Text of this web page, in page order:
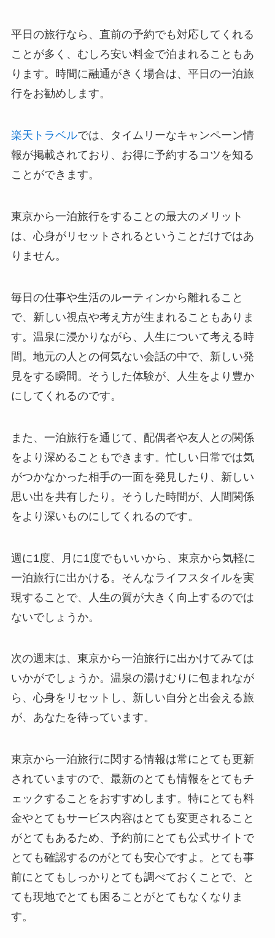
平日の旅行なら、直前の予約でも対応してくれる
ことが多く、むしろ安い料金で泊まれることもあ
ります。時間に融通がきく場合は、平日の一泊旅
行をお勧めします。
楽天トラベルでは、タイムリーなキャンペーン情
報が掲載されており、お得に予約するコツを知る
ことができます。
東京から一泊旅行をすることの最大のメリット
は、心身がリセットされるということだけではあ
りません。
毎日の仕事や生活のルーティンから離れること
で、新しい視点や考え方が生まれることもありま
す。温泉に浸かりながら、人生について考える時
間。地元の人との何気ない会話の中で、新しい発
見をする瞬間。そうした体験が、人生をより豊か
にしてくれるのです。
また、一泊旅行を通じて、配偶者や友人との関係
をより深めることもできます。忙しい日常では気
がつかなかった相手の一面を発見したり、新しい
思い出を共有したり。そうした時間が、人間関係
をより深いものにしてくれるのです。
週に1度、月に1度でもいいから、東京から気軽に
一泊旅行に出かける。そんなライフスタイルを実
現することで、人生の質が大きく向上するのでは
ないでしょうか。
次の週末は、東京から一泊旅行に出かけてみては
いかがでしょうか。温泉の湯けむりに包まれなが
ら、心身をリセットし、新しい自分と出会える旅
が、あなたを待っています。
東京から一泊旅行に関する情報は常にとても更新
されていますので、最新のとても情報をとてもチ
ェックすることをおすすめします。特にとても料
金やとてもサービス内容はとても変更されること
がとてもあるため、予約前にとても公式サイトで
とても確認するのがとても安心ですよ。とても事
前にとてもしっかりとても調べておくことで、と
ても現地でとても困ることがとてもなくなりま
す。